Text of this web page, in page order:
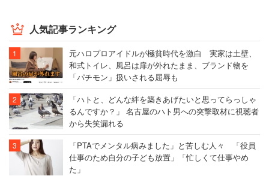
人気記事ランキング
元ハロプロアイドルが極貧時代を激白 実家は土壁、
和式トイレ、風呂は扉が外れたまま、ブランド物を
「パチモン」扱いされる屈辱も
「ハトと、どんな絆を築きあげたいと思ってらっしゃ
るんですか？」 名古屋のハト男への突撃取材に視聴者
から失笑漏れる
「PTAでメンタル病みました」と苦しむ人々 「役員
仕事のため自分の子ども放置」「忙しくて仕事やめ
た」